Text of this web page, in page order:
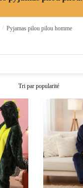
/ Pyjamas pilou pilou homme